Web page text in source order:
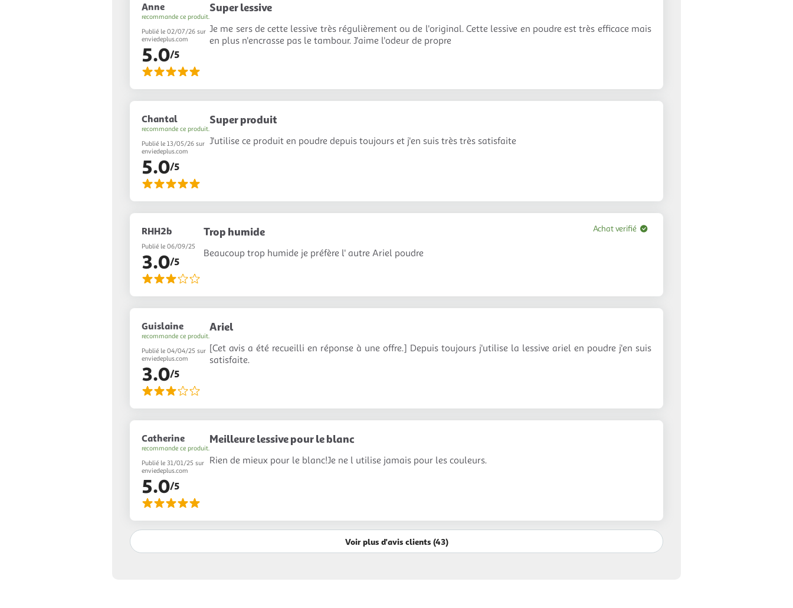
Anne
recommande ce produit.
Publié le 02/07/26 sur
enviedeplus.com
5.0/5
Super lessive
Je me sers de cette lessive très régulièrement ou de l'original. Cette lessive en poudre est très efficace mais
en plus n'encrasse pas le tambour. J'aime l'odeur de propre
Chantal
recommande ce produit.
Publié le 13/05/26 sur
enviedeplus.com
5.0/5
Super produit
J'utilise ce produit en poudre depuis toujours et j'en suis très très satisfaite
RHH2b
Publié le 06/09/25
3.0/5
Trop humide
Beaucoup trop humide je préfère l' autre Ariel poudre
Achat verifié
Guislaine
recommande ce produit.
Publié le 04/04/25 sur
enviedeplus.com
3.0/5
Ariel
[Cet avis a été recueilli en réponse à une offre.] Depuis toujours j'utilise la lessive ariel en poudre j'en suis
satisfaite.
Catherine
recommande ce produit.
Publié le 31/01/25 sur
enviedeplus.com
5.0/5
Meilleure lessive pour le blanc
Rien de mieux pour le blanc!Je ne l utilise jamais pour les couleurs.
Voir plus d'avis clients (43)